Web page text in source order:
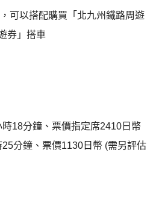
可以搭配購買「北九州鐵路周遊
券」搭車
18分鐘、票價指定席2410日幣
分鐘、票價1130日幣 (需另評估